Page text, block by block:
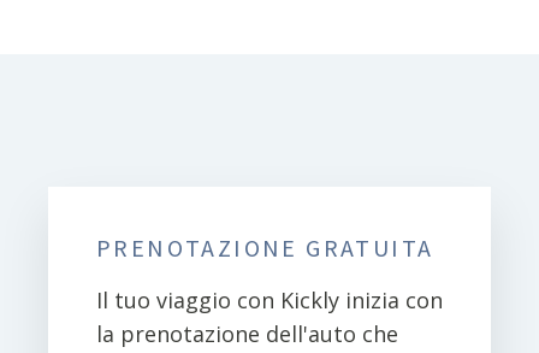
PRENOTAZIONE GRATUITA
Il tuo viaggio con Kickly inizia con
la prenotazione dell'auto che